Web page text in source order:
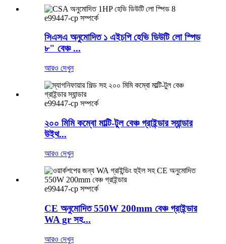
e99447-cp সম্পর্কে
সিএসএ অনুমোদিত ১ এইচপি হেভি ডিউটি ​​লো স্পিড
৮" বেঞ্চ ...
আরও দেখুন
e99447-cp সম্পর্কে
২০০ মিমি কম্বো মাল্টি-টুল বেঞ্চ গ্রাইন্ডার স্যান্ডার
উইথ...
আরও দেখুন
e99447-cp সম্পর্কে
CE অনুমোদিত 550W 200mm বেঞ্চ গ্রাইন্ডার
WA gr সহ...
আরও দেখুন